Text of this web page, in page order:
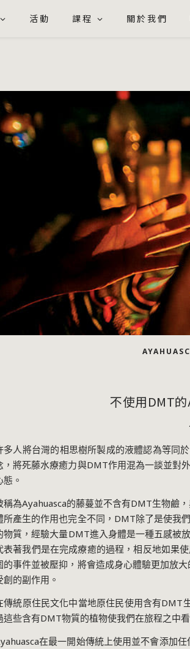
活動 課程 關於我們
不使用DMT
多人將台灣的相思樹所製成的液體認為等同
，將死藤水療癒力與DMT作用混為一談並對
態。
稱為Ayahuasca的藤蔓並不含有DMT生物鹼
所產生的作用也完全不同， DMT除了是使我
物質，經驗大量DMT進入身體是一種五感被
表著我們是在完成療癒的過程，相反地如果
的事件並被壓抑，將會造成身心體驗更加放
創的副作用。
傳統原住民文化中當地原住民使用含有DMT
這些含有DMT物質的植物使我們在旅程之中
在最一開始傳統上使用並不會添加任